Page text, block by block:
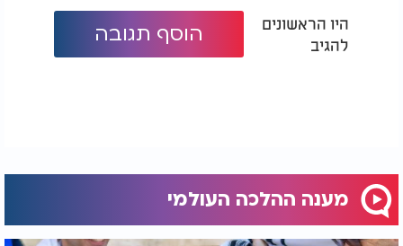
היו הראשונים
להגיב
הוסף תגובה
מענה ההלכה העולמי